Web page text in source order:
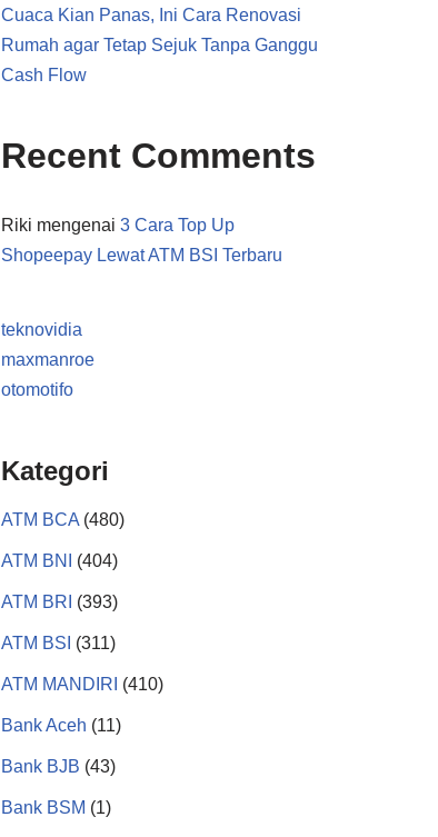
Cuaca Kian Panas, Ini Cara Renovasi
Rumah agar Tetap Sejuk Tanpa Ganggu
Cash Flow
Recent Comments
Riki mengenai 3 Cara Top Up
Shopeepay Lewat ATM BSI Terbaru
teknovidia
maxmanroe
otomotifo
Kategori
ATM BCA (480)
ATM BNI (404)
ATM BRI (393)
ATM BSI (311)
ATM MANDIRI (410)
Bank Aceh (11)
Bank BJB (43)
Bank BSM (1)